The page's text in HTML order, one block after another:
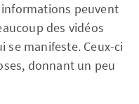
peuvent
des vidéos
manifeste. Ceux-ci
donnant un peu